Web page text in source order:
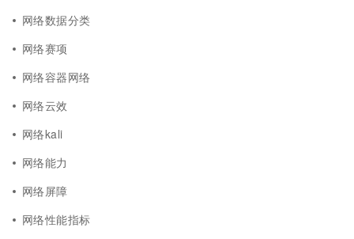
网络数据分类
网络赛项
网络容器网络
网络云效
网络kali
网络能力
网络屏障
网络性能指标